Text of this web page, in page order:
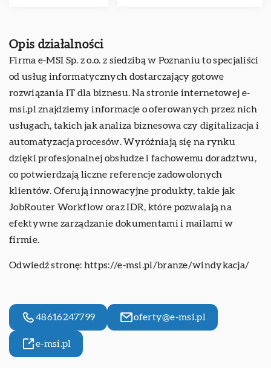
Opis działalności
Firma e-MSI Sp. z o.o. z siedzibą w Poznaniu to specjaliści
od usług informatycznych dostarczający gotowe
rozwiązania IT dla biznesu. Na stronie internetowej e-
msi.pl znajdziemy informacje o oferowanych przez nich
usługach, takich jak analiza biznesowa czy digitalizacja i
automatyzacja procesów. Wyróżniają się na rynku
dzięki profesjonalnej obsłudze i fachowemu doradztwu,
co potwierdzają liczne referencje zadowolonych
klientów. Oferują innowacyjne produkty, takie jak
JobRouter Workflow oraz IDR, które pozwalają na
efektywne zarządzanie dokumentami i mailami w
firmie.
Odwiedź stronę: https://e-msi.pl/branze/windykacja/
48616247799 oferty@e-msi.pl
e-msi.pl